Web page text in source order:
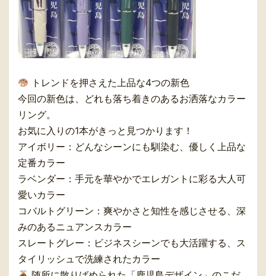
トレンドを押さえた上品な4つの新色
今回の新色は、どれも落ち着きのあるお洒落なカラー
リング。
お気に入りの1本がきっと見つかります！
アイボリー：どんなシーンにも馴染む、優しく上品な
定番カラー
ラベンダー：手元を華やかでエレガントに彩る大人可
愛いカラー
コバルトグリーン：爽やかさと知性を感じさせる、深
みのあるニュアンスカラー
スレートグレー：ビジネスシーンでも大活躍する、ス
タイリッシュで洗練されたカラー